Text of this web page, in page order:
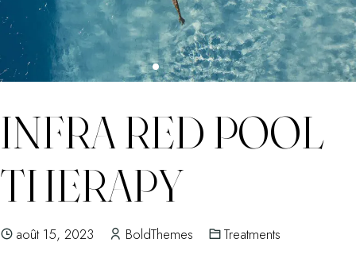
INFRA RED POOL
THERAPY
août 15, 2023 BoldThemes Treatments